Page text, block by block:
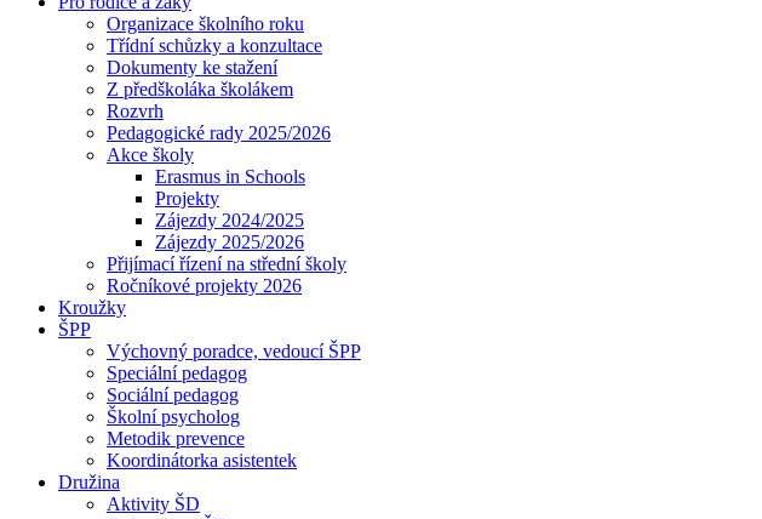
Organizace školního roku
Třídní schůzky a konzultace
Dokumenty ke stažení
Z předškoláka školákem
Rozvrh
Pedagogické rady 2025/2026
Akce školy
Erasmus in Schools
Projekty
Zájezdy 2024/2025
Zájezdy 2025/2026
Přijímací řízení na střední školy
Ročníkové projekty 2026
Kroužky
ŠPP
Výchovný poradce, vedoucí ŠPP
Speciální pedagog
Sociální pedagog
Školní psycholog
Metodik prevence
Koordinátorka asistentek
Družina
Aktivity ŠD